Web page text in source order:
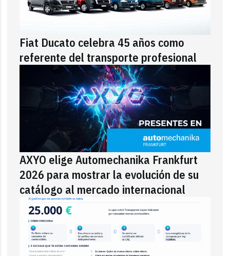
Fiat Ducato celebra 45 años como
referente del transporte profesional
AXYO elige Automechanika Frankfurt
2026 para mostrar la evolución de su
catálogo al mercado internacional